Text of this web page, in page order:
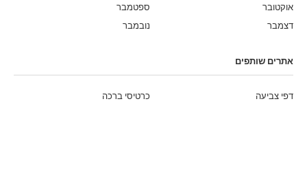
ספטמבר
אוקטובר
נובמבר
דצמבר
אתרים שותפים
כרטיסי ברכה דפי צביעה